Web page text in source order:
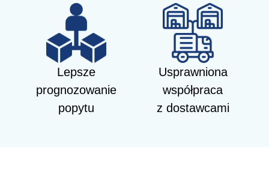
Lepsze
prognozowanie
popytu
Usprawniona
współpraca
z dostawcami